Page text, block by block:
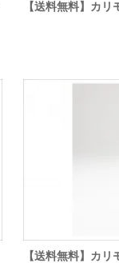
【送料無料】カリ
【送料無料】カリ